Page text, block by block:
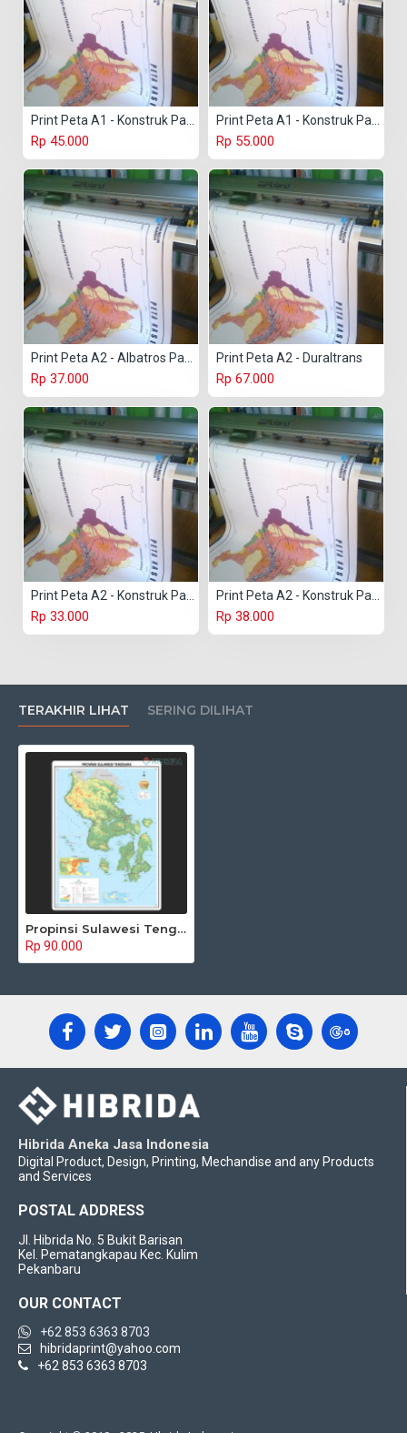
Rp 45.000 Rp 55.000
Rp 37.000
Print Peta A2 - Duraltrans
Rp 67.000
Rp 33.000 Rp 38.000
TERAKHIR LIHAT SERING DILIHAT
Propinsi Sulawesi Tenggara
Rp 90.000
Hibrida Aneka Jasa Indonesia
Digital Product, Design, Printing, Mechandise and any Products
and Services
POSTAL ADDRESS
Jl. Hibrida No. 5 Bukit Barisan
Kel. Pematangkapau Kec. Kulim
Pekanbaru
OUR CONTACT
+62 853 6363 8703
hibridaprint@yahoo.com
+62 853 6363 8703